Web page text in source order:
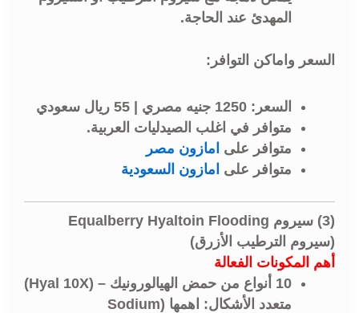
المهدئ عند الحاجة.
السعر واماكن التوافر:
السعر:
متوافر في اغلب الصيدليات العربية.
متوافر على امازون مصر
متوافر على امازون السعودية
(3) سيروم Equalberry Hyaltoin Flooding
(سيروم الترطيب الأزرق)
أهم المكونات الفعالة
10 أنواع من حمض الهيالورونيك
– (Hyal 10X)
متعدد الأشكال: اهمها (Sodium